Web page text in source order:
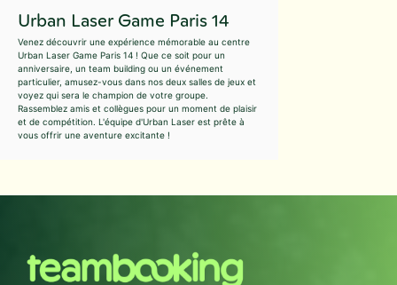
Urban Laser Game Paris 14
Venez découvrir une expérience mémorable au centre
Urban Laser Game Paris 14 ! Que ce soit pour un
anniversaire, un team building ou un événement
particulier, amusez-vous dans nos deux salles de jeux et
voyez qui sera le champion de votre groupe.
Rassemblez amis et collègues pour un moment de plaisir
et de compétition. L'équipe d'Urban Laser est prête à
vous offrir une aventure excitante !